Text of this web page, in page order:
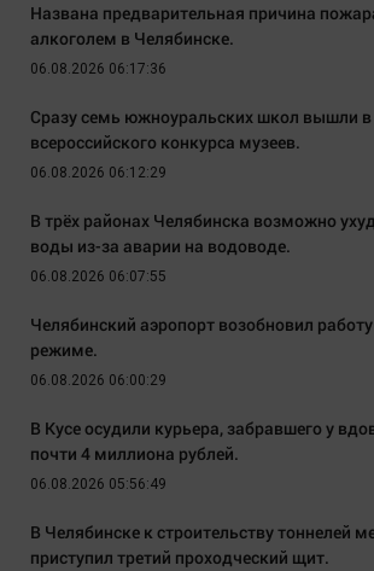
Названа предварительная причина
алкоголем в Челябинске.
06.08.2026 06:17:36
Сразу семь южноуральских школ вышли
всероссийского конкурса музеев.
06.08.2026 06:12:29
В трёх районах Челябинска возможно
воды из-за аварии на водоводе.
06.08.2026 06:07:55
Челябинский аэропорт возобновил
режиме.
06.08.2026 06:00:29
В Кусе осудили курьера, забравшего у
почти 4 миллиона рублей.
06.08.2026 05:56:49
В Челябинске к строительству тоннелей
приступил третий проходческий щит.